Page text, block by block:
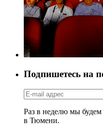
Подпишетесь на
Раз в неделю мы
в Тюмени.